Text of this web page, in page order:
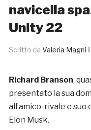
navicella
Unity 22
Scritto da Valeria Magni il
Richard Branson,
presentato la sua
all’amico-rivale e
Elon Musk.